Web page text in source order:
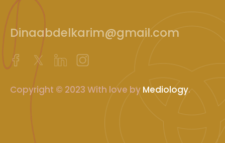
Dinaabdelkarim@gmail.com
Copyright © 2023 With love by Mediology.